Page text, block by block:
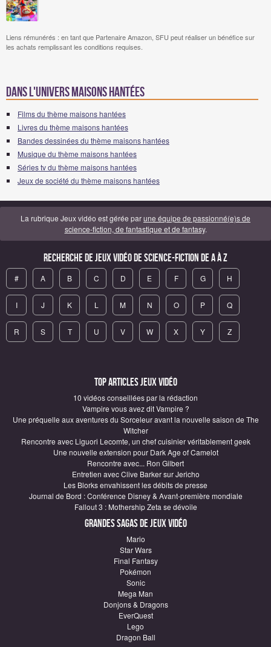
Liens rémunérés : en tant que Partenaire Amazon, SFU peut réaliser un bénéfice sur
les achats remplissant les conditions requises.
Dans l'univers maisons hantées
Films du thème maisons hantées
Livres du thème maisons hantées
Bandes dessinées du thème maisons hantées
Musique du thème maisons hantées
Séries tv du thème maisons hantées
Jeux de société du thème maisons hantées
La rubrique Jeux vidéo est gérée parune équipe de passionné(e)s de
science-fiction, de fantastique et de fantasy.
Recherche de Jeux vidéo de science-fiction de A à Z
# A B C D E F G H
I J K L M N O P Q
R S T U V W X Y Z
Top articles Jeux vidéo
10 vidéos conseillées par la rédaction
Vampire vous avez dit Vampire ?
Une préquelle aux aventures du Sorceleur avant la nouvelle saison de The
Witcher
Rencontre avec Liguori Lecomte, un chef cuisinier véritablement geek
Une nouvelle extension pour Dark Age of Camelot
Rencontre avec... Ron Gilbert
Entretien avec Clive Barker sur Jericho
Les Blorks envahissent les débits de presse
Journal de Bord : Conférence Disney & Avant-première mondiale
Fallout 3 : Mothership Zeta se dévoile
Grandes sagas de Jeux vidéo
Mario
Star Wars
Final Fantasy
Pokémon
Sonic
Mega Man
Donjons & Dragons
EverQuest
Lego
Dragon Ball